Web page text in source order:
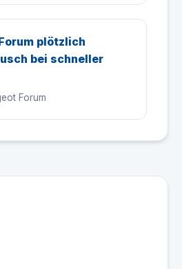
plötzlich
bei schneller
Forum